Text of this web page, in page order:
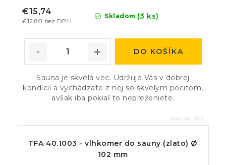
Skladom (3 ks)
€12,80 bez DPH
€15,74
DO KOŠÍKA
Sauna je skvelá vec. Udržuje Vás v dobrej
kondícií a vychádzate z nej so skvelým pocitom,
avšak iba pokiaľ to nepreženiete.
Kód: 40.1002
TFA 40.1003 - vlhkomer do sauny (zlato) Ø
102 mm